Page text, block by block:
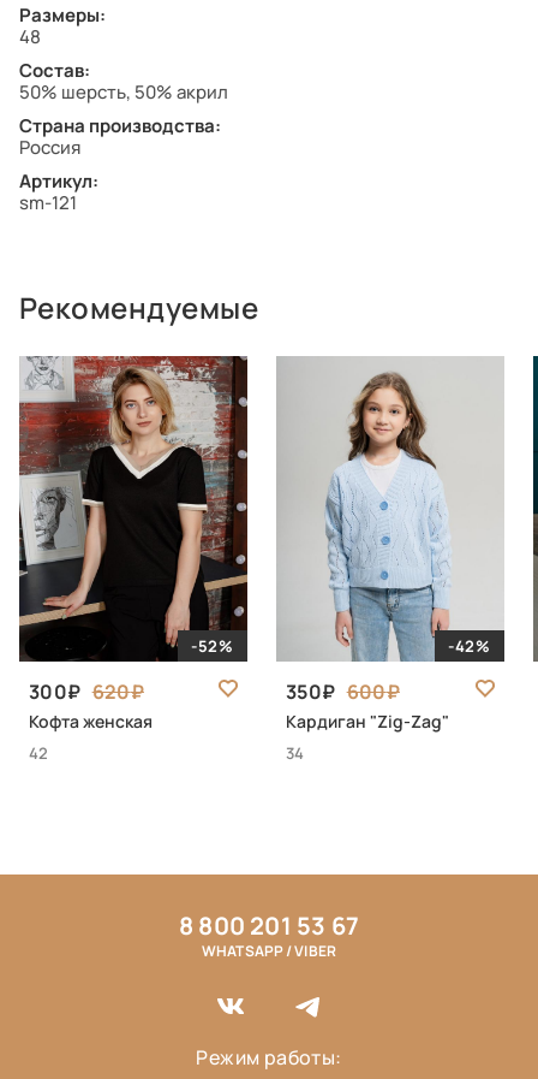
Размеры:
48
Состав:
50% шерсть, 50% акрил
Страна производства:
Россия
Артикул:
sm-121
Рекомендуемые
-52%
300 620
Кофта женская
42
-42%
350 600
Кардиган "Zig-Zag"
34
8 800 201 53 67
WHATSAPP / VIBER
Режим работы: